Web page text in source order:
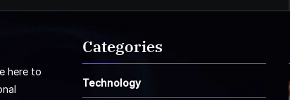
here to
Categories
Technology